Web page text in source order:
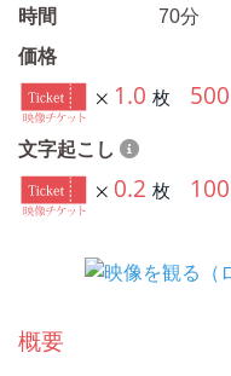
時間
70分
価格
1.0 枚 500
文字起こし
0.2 枚 100
概要